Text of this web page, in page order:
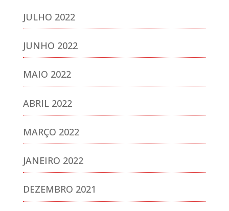
JULHO 2022
JUNHO 2022
MAIO 2022
ABRIL 2022
MARÇO 2022
JANEIRO 2022
DEZEMBRO 2021